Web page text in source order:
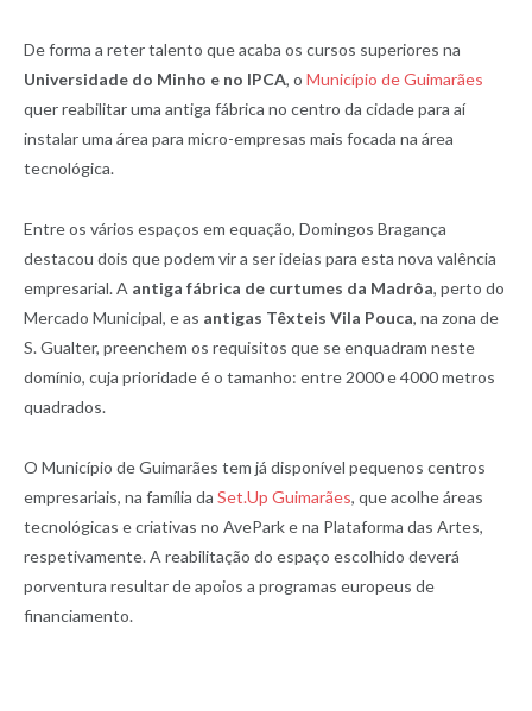
De forma a reter talento que acaba os cursos superiores na
Universidade do Minho e no IPCA, o Município de Guimarães
quer reabilitar uma antiga fábrica no centro da cidade para aí
instalar uma área para micro-empresas mais focada na área
tecnológica.
Entre os vários espaços em equação, Domingos Bragança
destacou dois que podem vir a ser ideias para esta nova valência
empresarial. A antiga fábrica de curtumes da Madrôa, perto do
Mercado Municipal, e as antigas Têxteis Vila Pouca, na zona de
S. Gualter, preenchem os requisitos que se enquadram neste
domínio, cuja prioridade é o tamanho: entre 2000 e 4000 metros
quadrados.
O Município de Guimarães tem já disponível pequenos centros
empresariais, na família da Set.Up Guimarães, que acolhe áreas
tecnológicas e criativas no AvePark e na Plataforma das Artes,
respetivamente. A reabilitação do espaço escolhido deverá
porventura resultar de apoios a programas europeus de
financiamento.